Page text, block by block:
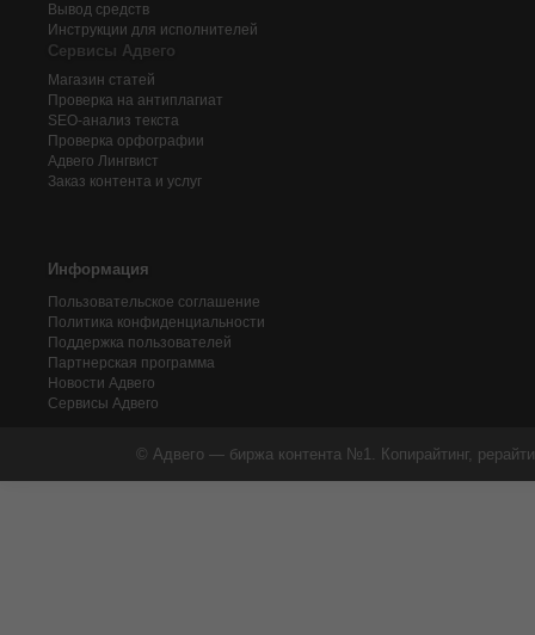
Вывод средств
Инструкции для исполнителей
Сервисы Адвего
Магазин статей
Проверка на антиплагиат
SEO-анализ текста
Проверка орфографии
Адвего Лингвист
Заказ контента и услуг
Информация
Пользовательское соглашение
Политика конфиденциальности
Поддержка пользователей
Партнерская программа
Новости Адвего
Сервисы Адвего
© Адвего — биржа контента №1. Копирайтинг,